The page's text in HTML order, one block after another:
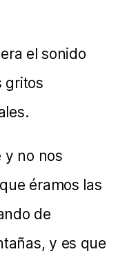
el sonido
gritos
y no nos
éramos las
de
y es que